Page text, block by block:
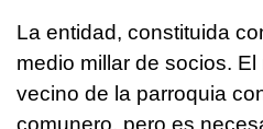
La entidad, constituida
medio millar de socios.
vecino de la parroquia
comunero, pero es